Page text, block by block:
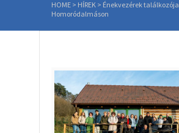
HOME > HÍREK > Énekvezérek találkozója
Homoródalmáson